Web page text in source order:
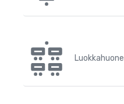
Luokkahuone